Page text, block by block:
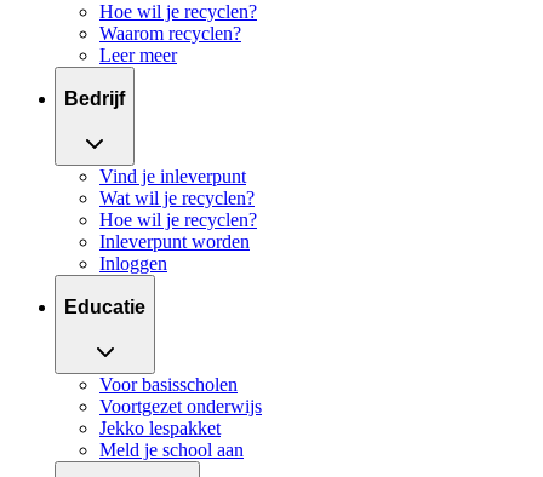
Hoe wil je recyclen?
Waarom recyclen?
Leer meer
Bedrijf
Vind je inleverpunt
Wat wil je recyclen?
Hoe wil je recyclen?
Inleverpunt worden
Inloggen
Educatie
Voor basisscholen
Voortgezet onderwijs
Jekko lespakket
Meld je school aan